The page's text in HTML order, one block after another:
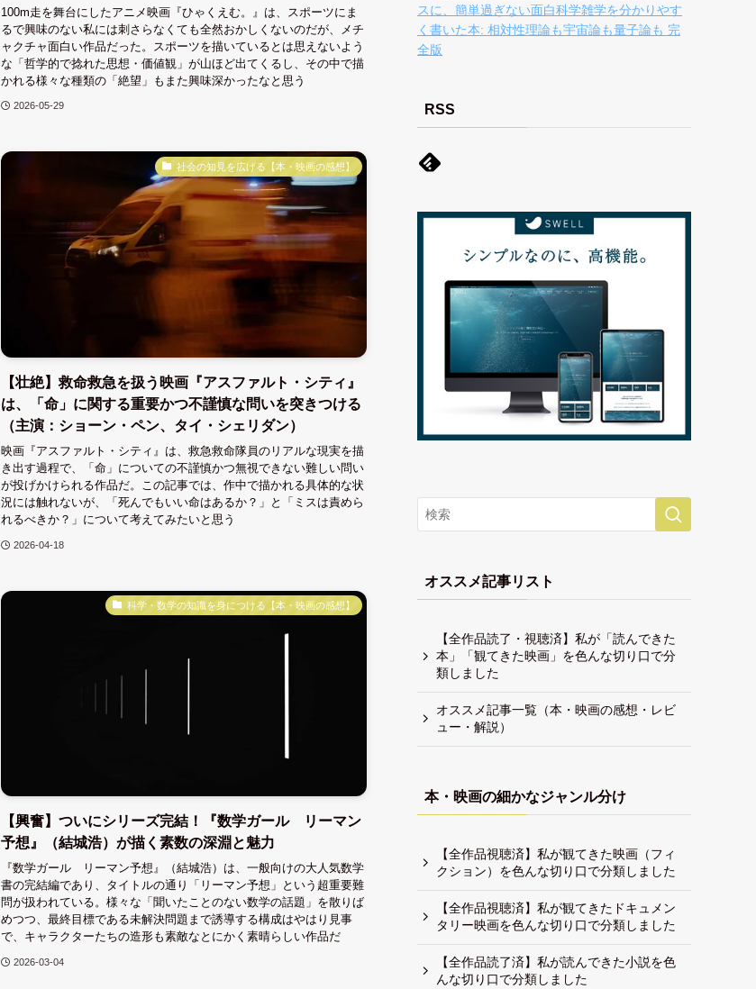
100m走を舞台にしたアニメ映画『ひゃくえむ。』は、スポーツにま
るで興味のない私には刺さらなくても全然おかしくないのだが、メチ
ャクチャ面白い作品だった。スポーツを描いているとは思えないよう
な「哲学的で捻れた思想・価値観」が山ほど出てくるし、その中で描
かれる様々な種類の「絶望」もまた興味深かったなと思う
2026-05-29
社会の知見を広げる【本・映画の感想】
【壮絶】救命救急を扱う映画『アスファルト・シティ』
は、「命」に関する重要かつ不謹慎な問いを突きつける
（主演：ショーン・ペン、タイ・シェリダン）
映画『アスファルト・シティ』は、救急救命隊員のリアルな現実を描
き出す過程で、「命」についての不謹慎かつ無視できない難しい問い
が投げかけられる作品だ。この記事では、作中で描かれる具体的な状
況には触れないが、「死んでもいい命はあるか？」と「ミスは責めら
れるべきか？」について考えてみたいと思う
2026-04-18
科学・数学の知識を身につける【本・映画の感想】
【興奮】ついにシリーズ完結！『数学ガール リーマン
予想』（結城浩）が描く素数の深淵と魅力
『数学ガール リーマン予想』（結城浩）は、一般向けの大人気数学
書の完結編であり、タイトルの通り「リーマン予想」という超重要難
問が扱われている。様々な「聞いたことのない数学の話題」を散りば
めつつ、最終目標である未解決問題まで誘導する構成はやはり見事
で、キャラクターたちの造形も素敵なとにかく素晴らしい作品だ
2026-03-04
スに、簡単過ぎない面白科学雑学を分かりやす
く書いた本: 相対性理論も宇宙論も量子論も 完
全版
RSS
オススメ記事リスト
【全作品読了・視聴済】私が「読んできた
本」「観てきた映画」を色んな切り口で分
類しました
オススメ記事一覧（本・映画の感想・レビ
ュー・解説）
本・映画の細かなジャンル分け
【全作品視聴済】私が観てきた映画（フィ
クション）を色んな切り口で分類しました
【全作品視聴済】私が観てきたドキュメン
タリー映画を色んな切り口で分類しました
【全作品読了済】私が読んできた小説を色
んな切り口で分類しました